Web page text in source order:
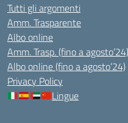
Tutti gli argomenti
Amm. Trasparente
Albo online
Amm. Trasp. (fino a agosto’24)
Albo online (fino a agosto’24)
Privacy Policy
Lingue